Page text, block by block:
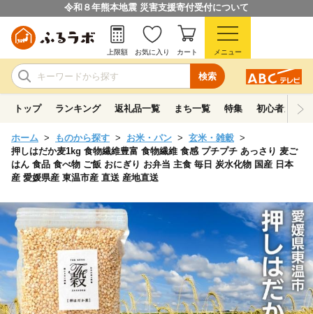
令和８年熊本地震 災害支援寄付受付について
検索
上限額 お気に入り カート メニュー
トップ ランキング 返礼品一覧 まち一覧 特集 初心者ガイド
ホーム ものから探す お米・パン
玄米・雑穀
押しはだか麦1kg 食物繊維豊富 食物繊維 食感 プチプチ あっさり 麦ご
はん 食品 食べ物 ご飯 おにぎり お弁当 主食 毎日 炭水化物 国産 日本
産 愛媛県産 東温市産 直送 産地直送